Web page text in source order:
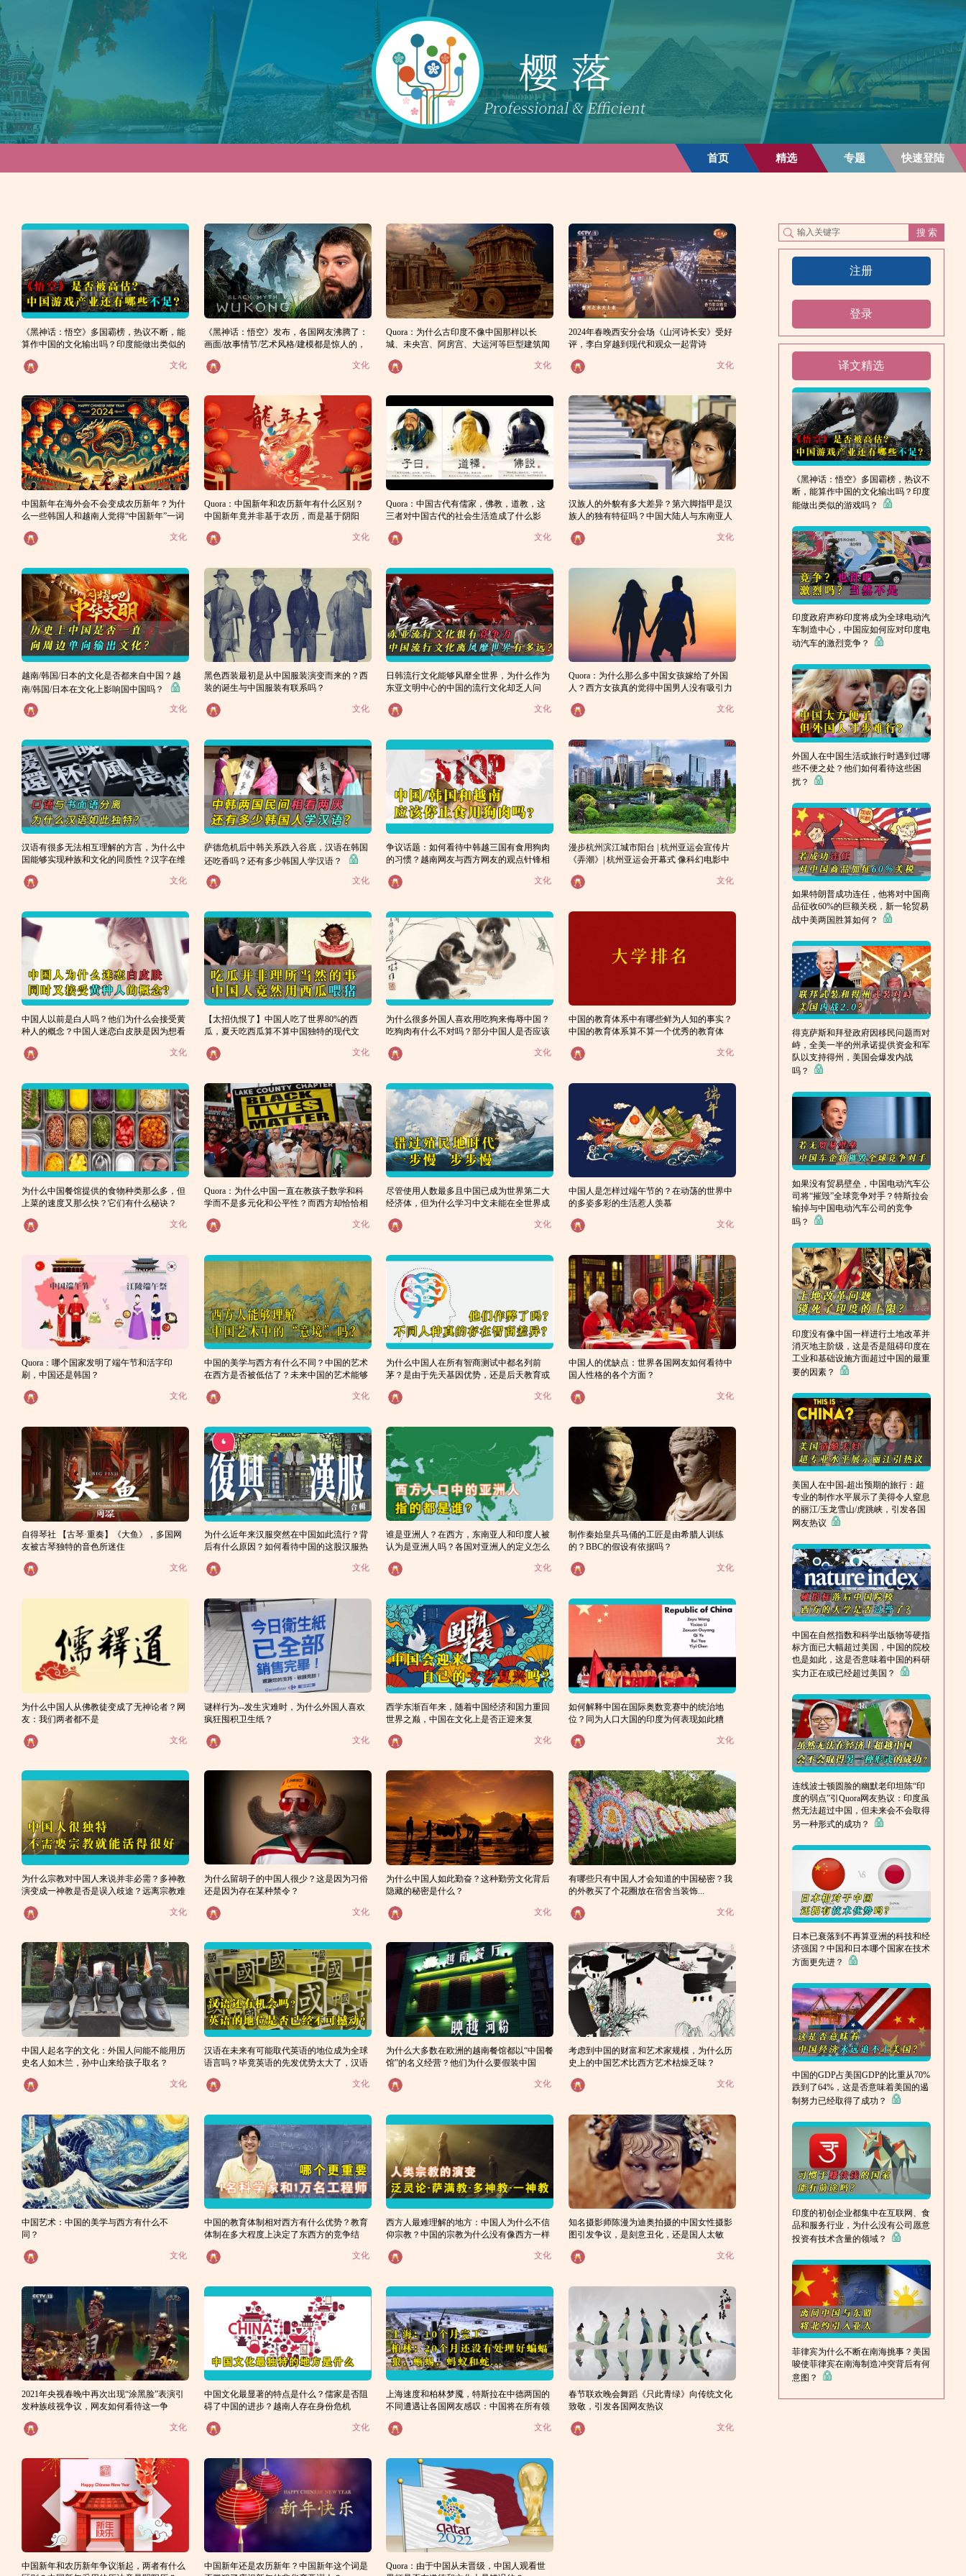
首页 精选 专题 快速登陆
《黑神话：悟空》多国霸榜，热议不断，能
算作中国的文化输出吗？印度能做出类似的
游戏吗？
文化
《黑神话：悟空》发布，各国网友沸腾了：
画面/故事情节/艺术风格/建模都是惊人的，
文化
Quora：为什么古印度不像中国那样以长
城、未央宫、阿房宫、大运河等巨型建筑闻
们的政治分裂？
文化
2024年春晚西安分会场《山河诗长安》受好
评，李白穿越到现代和观众一起背诗
文化
中国新年在海外会不会变成农历新年？为什
么一些韩国人和越南人觉得“中国新年”一词
文化
Quora：中国新年和农历新年有什么区别？
中国新年竟并非基于农历，而是基于阴阳
文化
Quora：中国古代有儒家，佛教，道教，这
三者对中国古代的社会生活造成了什么影
文化
汉族人的外貌有多大差异？第六脚指甲是汉
族人的独有特征吗？中国大陆人与东南亚人
文化
越南/韩国/日本的文化是否都来自中国？越
南/韩国/日本在文化上影响国中国吗？
文化
黑色西装最初是从中国服装演变而来的？西
装的诞生与中国服装有联系吗？
文化
日韩流行文化能够风靡全世界，为什么作为
东亚文明中心的中国的流行文化却乏人问
津？
文化
Quora：为什么那么多中国女孩嫁给了外国
人？西方女孩真的觉得中国男人没有吸引力
文化
汉语有很多无法相互理解的方言，为什么中
国能够实现种族和文化的同质性？汉字在维
系中国的统一方面有多大作用？
文化
萨德危机后中韩关系跌入谷底，汉语在韩国
还吃香吗？还有多少韩国人学汉语？
文化
争议话题：如何看待中韩越三国有食用狗肉
的习惯？越南网友与西方网友的观点针锋相
对
文化
漫步杭州滨江城市阳台 | 杭州亚运会宣传片
《弄潮》| 杭州亚运会开幕式 像科幻电影中
文化
中国人以前是白人吗？他们为什么会接受黄
种人的概念？中国人迷恋白皮肤是因为想看
起来像白人？
文化
【太招仇恨了】中国人吃了世界80%的西
瓜，夏天吃西瓜算不算中国独特的现代文
文化
为什么很多外国人喜欢用吃狗来侮辱中国？
吃狗肉有什么不对吗？部分中国人是否应该
放弃这一食物偏好？
文化
中国的教育体系中有哪些鲜为人知的事实？
中国的教育体系算不算一个优秀的教育体
文化
为什么中国餐馆提供的食物种类那么多，但
上菜的速度又那么快？它们有什么秘诀？
文化
Quora：为什么中国一直在教孩子数学和科
学而不是多元化和公平性？而西方却恰恰相
文化
尽管使用人数最多且中国已成为世界第二大
经济体，但为什么学习中文未能在全世界成
吗？
文化
中国人是怎样过端午节的？在动荡的世界中
的多姿多彩的生活惹人羡慕
文化
Quora：哪个国家发明了端午节和活字印
刷，中国还是韩国？
文化
中国的美学与西方有什么不同？中国的艺术
在西方是否被低估了？未来中国的艺术能够
得到它应有的地位吗？
文化
为什么中国人在所有智商测试中都名列前
茅？是由于先天基因优势，还是后天教育或
者只测试了精英？
文化
中国人的优缺点：世界各国网友如何看待中
国人性格的各个方面？
文化
自得琴社 【古琴·重奏】《大鱼》，多国网
友被古琴独特的音色所迷住
文化
为什么近年来汉服突然在中国如此流行？背
后有什么原因？如何看待中国的这股汉服热
潮？
文化
谁是亚洲人？在西方，东南亚人和印度人被
认为是亚洲人吗？各国对亚洲人的定义怎么
文化
制作秦始皇兵马俑的工匠是由希腊人训练
的？BBC的假设有依据吗？
文化
为什么中国人从佛教徒变成了无神论者？网
友：我们两者都不是
文化
谜样行为--发生灾难时，为什么外国人喜欢
疯狂囤积卫生纸？
文化
西学东渐百年来，随着中国经济和国力重回
世界之巅，中国在文化上是否正迎来复
兴？
文化
如何解释中国在国际奥数竞赛中的统治地
位？同为人口大国的印度为何表现如此糟
糕？
文化
为什么宗教对中国人来说并非必需？多神教
演变成一神教是否是误入歧途？远离宗教难
道不是一种更好的生活方式吗？
文化
为什么留胡子的中国人很少？这是因为习俗
还是因为存在某种禁令？
文化
为什么中国人如此勤奋？这种勤劳文化背后
隐藏的秘密是什么？
文化
有哪些只有中国人才会知道的中国秘密？我
的外教买了个花圈放在宿舍当装饰...
文化
中国人起名字的文化：外国人问能不能用历
史名人如木兰，孙中山来给孩子取名？
文化
汉语在未来有可能取代英语的地位成为全球
语言吗？毕竟英语的先发优势太大了，汉语
也存在很多不利于推广的因素
文化
为什么大多数在欧洲的越南餐馆都以“中国餐
馆”的名义经营？他们为什么要假装中国
文化
考虑到中国的财富和艺术家规模，为什么历
史上的中国艺术比西方艺术枯燥乏味？
文化
中国艺术：中国的美学与西方有什么不
同？
文化
中国的教育体制相对西方有什么优势？教育
体制在多大程度上决定了东西方的竞争结
果？
文化
西方人最难理解的地方：中国人为什么不信
仰宗教？中国的宗教为什么没有像西方一样
演变为一神教？
文化
知名摄影师陈漫为迪奥拍摄的中国女性摄影
图引发争议，是刻意丑化，还是国人太敏
文化
2021年央视春晚中再次出现“涂黑脸”表演引
发种族歧视争议，网友如何看待这一争
文化
中国文化最显著的特点是什么？儒家是否阻
碍了中国的进步？越南人存在身份危机
吗？
文化
上海速度和柏林梦魇，特斯拉在中德两国的
不同遭遇让各国网友感叹：中国将在所有领
域击败西方
文化
春节联欢晚会舞蹈《只此青绿》向传统文化
致敬，引发各国网友热议
文化
中国新年和农历新年争议渐起，两者有什么
中国新年还是农历新年？中国新年这个词是
Quora：由于中国从未晋级，中国人观看世
注册
登录
译文精选
《黑神话：悟空》多国霸榜，热议不
断，能算作中国的文化输出吗？印度
能做出类似的游戏吗？
印度政府声称印度将成为全球电动汽
车制造中心，中国应如何应对印度电
动汽车的激烈竞争？
外国人在中国生活或旅行时遇到过哪
些不便之处？他们如何看待这些困
扰？
如果特朗普成功连任，他将对中国商
品征收60%的巨额关税，新一轮贸易
战中美两国胜算如何？
得克萨斯和拜登政府因移民问题而对
峙，全美一半的州承诺提供资金和军
队以支持得州，美国会爆发内战
吗？
如果没有贸易壁垒，中国电动汽车公
司将“摧毁”全球竞争对手？特斯拉会
输掉与中国电动汽车公司的竞争
吗？
印度没有像中国一样进行土地改革并
消灭地主阶级，这是否是阻碍印度在
工业和基础设施方面超过中国的最重
要的因素？
美国人在中国-超出预期的旅行：超
专业的制作水平展示了美得令人窒息
的丽江/玉龙雪山/虎跳峡，引发各国
网友热议
中国在自然指数和科学出版物等硬指
标方面已大幅超过美国，中国的院校
也是如此，这是否意味着中国的科研
实力正在或已经超过美国？
连线波士顿圆脸的幽默老印坦陈“印
度的弱点”引Quora网友热议：印度虽
然无法超过中国，但未来会不会取得
另一种形式的成功？
日本已衰落到不再算亚洲的科技和经
济强国？中国和日本哪个国家在技术
方面更先进？
中国的GDP占美国GDP的比重从70%
跌到了64%，这是否意味着美国的遏
制努力已经取得了成功？
印度的初创企业都集中在互联网、食
品和服务行业，为什么没有公司愿意
投资有技术含量的领域？
菲律宾为什么不断在南海挑事？美国
唆使菲律宾在南海制造冲突背后有何
意图？